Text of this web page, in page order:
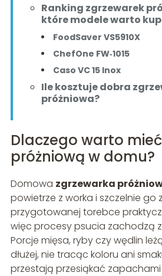
Ranking zgrzewarek
które modele warto
FoodSaver VS5910X
ChefOne FW‑1015
Caso VC 15 Inox
Ile kosztuje dobra
próżniowa?
Dlaczego warto
próżniową w domu?
Domowa zgrzewarka
powietrze z worka i szczelnie go
przygotowanej torebce
więc procesy psucia zachodzą
Porcje mięsa, ryby czy wędlin
dłużej, nie tracąc koloru ani
przestają przesiąkać